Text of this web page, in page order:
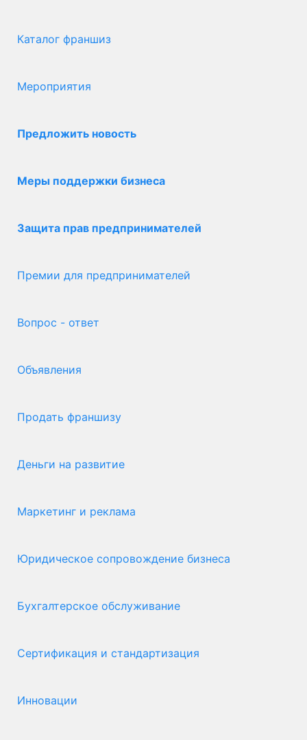
Каталог франшиз
Мероприятия
Предложить новость
Меры поддержки бизнеса
Защита прав предпринимателей
Премии для предпринимателей
Вопрос - ответ
Объявления
Продать франшизу
Деньги на развитие
Маркетинг и реклама
Юридическое сопровождение бизнеса
Бухгалтерское обслуживание
Сертификация и стандартизация
Инновации